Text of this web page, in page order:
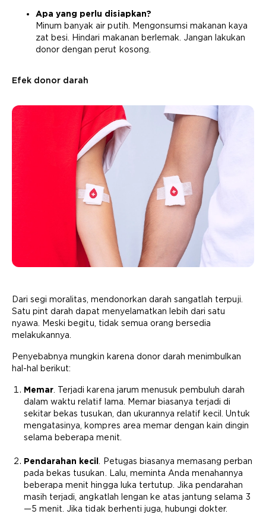
Apa yang perlu disiapkan?
Minum banyak air putih. Mengonsumsi makanan kaya
zat besi. Hindari makanan berlemak. Jangan lakukan
donor dengan perut kosong.
Efek donor darah
Dari segi moralitas, mendonorkan darah sangatlah terpuji.
Satu pint darah dapat menyelamatkan lebih dari satu
nyawa. Meski begitu, tidak semua orang bersedia
melakukannya.
Penyebabnya mungkin karena donor darah menimbulkan
hal-hal berikut:
Memar . Terjadi karena jarum menusuk pembuluh darah
dalam waktu relatif lama. Memar biasanya terjadi di
sekitar bekas tusukan, dan ukurannya relatif kecil. Untuk
mengatasinya, kompres area memar dengan kain dingin
selama beberapa menit.
Pendarahan kecil
. Petugas biasanya memasang perban
pada bekas tusukan. Lalu, meminta Anda menahannya
beberapa menit hingga luka tertutup. Jika pendarahan
masih terjadi, angkatlah lengan ke atas jantung selama 3
—5 menit. Jika tidak berhenti juga, hubungi dokter.